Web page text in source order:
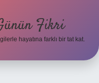
Fikri
hayatına farklı bir tat kat.